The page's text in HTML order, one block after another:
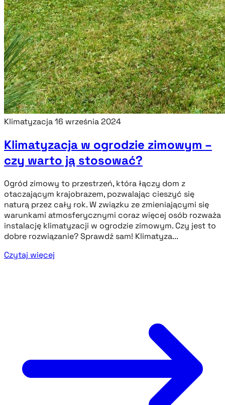
Klimatyzacja16 września 2024
Klimatyzacja w ogrodzie zimowym –
czy warto ją stosować?
Ogród zimowy to przestrzeń, która łączy dom z
otaczającym krajobrazem, pozwalając cieszyć się
naturą przez cały rok. W związku ze zmieniającymi się
warunkami atmosferycznymi coraz więcej osób rozważa
instalację klimatyzacji w ogrodzie zimowym. Czy jest to
dobre rozwiązanie? Sprawdź sam! Klimatyza...
Czytaj więcej